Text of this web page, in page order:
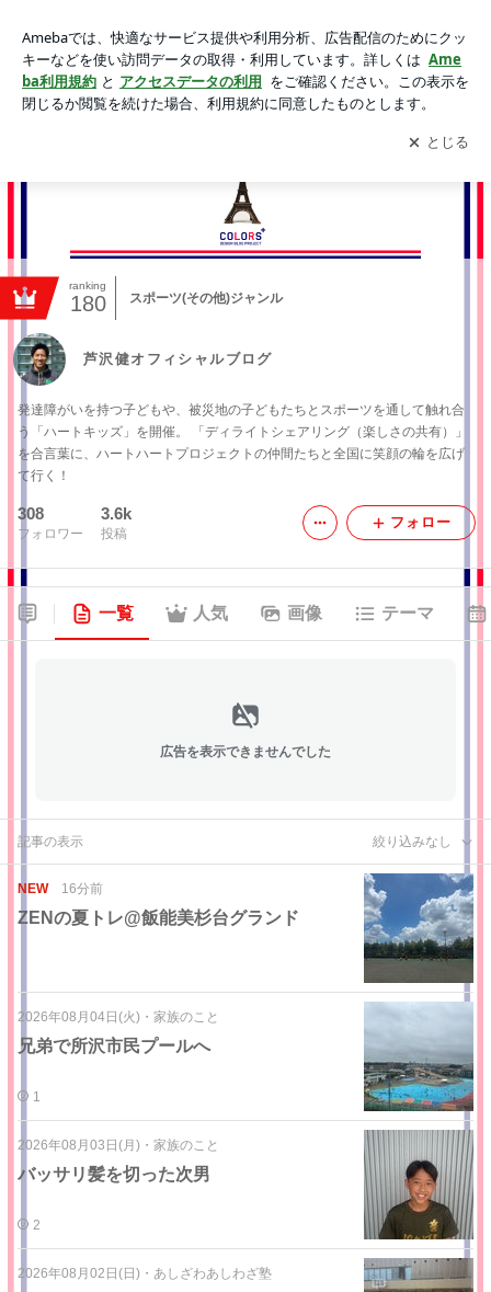
アプリをダウンロードして ブログの更新通知
を受け取りまし
ょう。
開く
ranking
180 スポーツ(その他)ジャンル
芦沢健オフィシャルブログ
発達障がいを持つ子どもや、被災地の子どもたちとスポーツを通して触れ合
う「ハートキッズ」を開催。 「ディライトシェアリング（楽しさの共有）」
を合言葉に、ハートハートプロジェクトの仲間たちと全国に笑顔の輪を広げ
て行く！
308
フォロワー
3.6k
投稿
フォロー
一覧 人気 画像 テーマ
広告を表示できませんでした
記事の表示 絞り込みなし
NEW 16分前
ZENの夏トレ@飯能美杉台グランド
2026年08月04日(火) ・ 家族のこと
兄弟で所沢市民プールへ
1
2026年08月03日(月) ・ 家族のこと
バッサリ髪を切った次男
2
2026年08月02日(日) ・ あしざわあしわざ塾